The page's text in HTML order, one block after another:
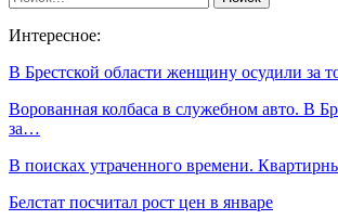
Интересное:
В Брестской области женщину осудили за
Ворованная колбаса в служебном авто. В
за…
В поисках утраченного времени.
Белстат посчитал рост цен в январе